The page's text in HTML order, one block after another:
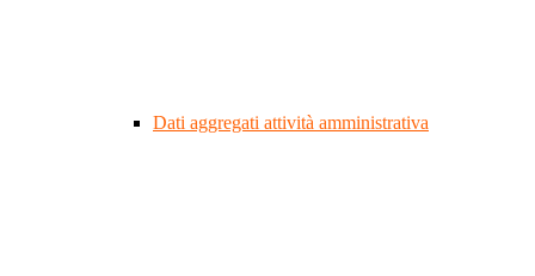
Dati aggregati attività amministrativa